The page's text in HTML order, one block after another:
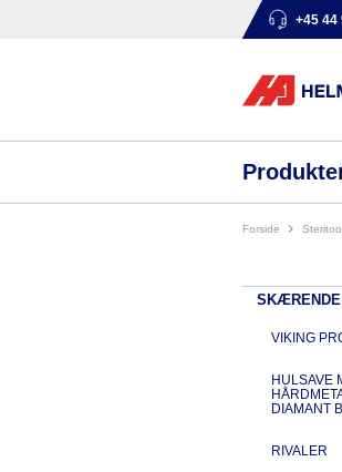
+45 44
Forside
VIKING
HULSAVE
DIAMANT
RIVALER